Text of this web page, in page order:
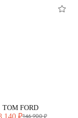
TOM FORD
140 ₽146 900 ₽